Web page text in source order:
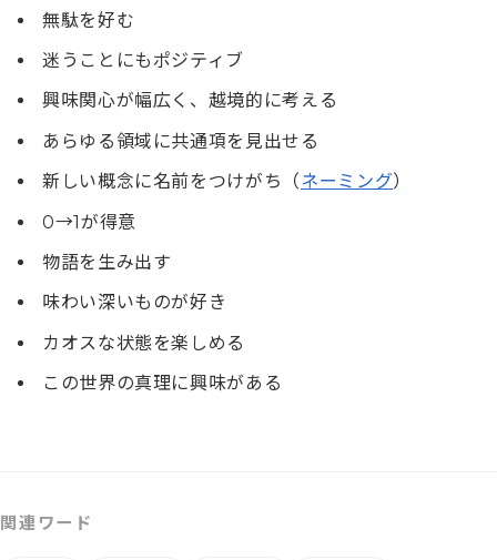
無駄を好む
迷うことにもポジティブ
興味関心が幅広く、越境的に考える
あらゆる領域に共通項を見出せる
新しい概念に名前をつけがち（ ネーミング）
0→1が得意
物語を生み出す
味わい深いものが好き
カオスな状態を楽しめる
この世界の真理に興味がある
関連ワード